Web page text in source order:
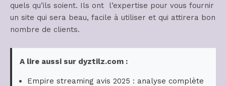
quels qu’ils soient. Ils ont l’expertise pour vous fournir
un site qui sera beau, facile à utiliser et qui attirera bon
nombre de clients.
A lire aussi sur dyztilz.com :
Empire streaming avis 2025 : analyse complète